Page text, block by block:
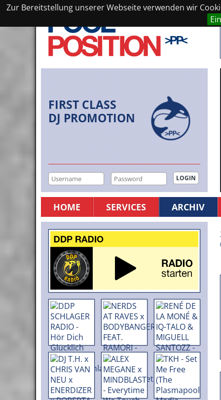
Zur Bereitstellung unserer Webseite verwenden wir
FIRST CLASS
DJ PROMOTION
HOME SERVICES ARCHIV